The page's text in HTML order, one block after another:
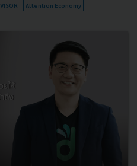
Attention Economy